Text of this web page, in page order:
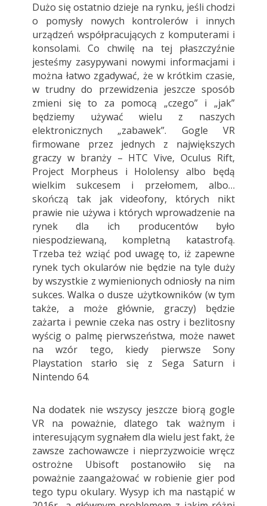
Dużo się ostatnio dzieje na rynku, jeśli chodzi
o pomysły nowych kontrolerów i innych
urządzeń współpracujących z komputerami i
konsolami. Co chwilę na tej płaszczyźnie
jesteśmy zasypywani nowymi informacjami i
można łatwo zgadywać, że w krótkim czasie,
w trudny do przewidzenia jeszcze sposób
zmieni się to za pomocą „czego” i „jak”
będziemy używać wielu z naszych
elektronicznych „zabawek”. Gogle VR
firmowane przez jednych z największych
graczy w branży – HTC Vive, Oculus Rift,
Project Morpheus i Hololensy albo będą
wielkim sukcesem i przełomem, albo…
skończą tak jak videofony, których nikt
prawie nie używa i których wprowadzenie na
rynek dla ich producentów było
niespodziewaną, kompletną katastrofą.
Trzeba też wziąć pod uwagę to, iż zapewne
rynek tych okularów nie będzie na tyle duży
by wszystkie z wymienionych odniosły na nim
sukces. Walka o dusze użytkowników (w tym
także, a może głównie, graczy) będzie
zażarta i pewnie czeka nas ostry i bezlitosny
wyścig o palmę pierwszeństwa, może nawet
na wzór tego, kiedy pierwsze Sony
Playstation starło się z Sega Saturn i
Nintendo 64.
Na dodatek nie wszyscy jeszcze biorą gogle
VR na poważnie, dlatego tak ważnym i
interesującym sygnałem dla wielu jest fakt, że
zawsze zachowawcze i nieprzyzwoicie wręcz
ostrożne Ubisoft postanowiło się na
poważnie zaangażować w robienie gier pod
tego typu okulary. Wysyp ich ma nastąpić w